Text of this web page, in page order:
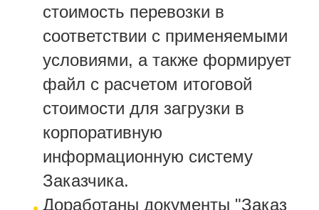
стоимость перевозки в
соответствии с применяемыми
условиями, а также формирует
файл с расчетом итоговой
стоимости для загрузки в
корпоративную
информационную систему
Заказчика.
Доработаны документы "Заказ